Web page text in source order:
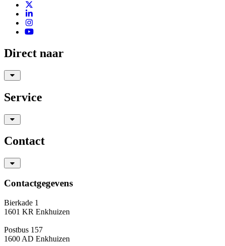
Direct naar
Service
Contact
Contactgegevens
Bierkade 1
1601 KR Enkhuizen
Postbus 157
1600 AD Enkhuizen